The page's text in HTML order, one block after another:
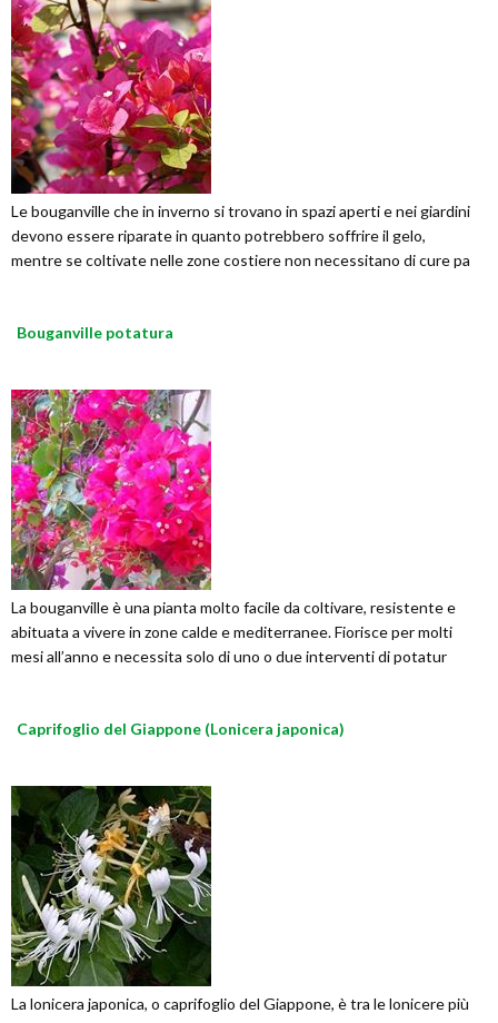
Le bouganville che in inverno si trovano in spazi aperti e nei giardini
devono essere riparate in quanto potrebbero soffrire il gelo,
mentre se coltivate nelle zone costiere non necessitano di cure pa
Bouganville potatura
La bouganville è una pianta molto facile da coltivare, resistente e
abituata a vivere in zone calde e mediterranee. Fiorisce per molti
mesi all’anno e necessita solo di uno o due interventi di potatur
Caprifoglio del Giappone (Lonicera japonica)
La lonicera japonica, o caprifoglio del Giappone, è tra le lonicere più